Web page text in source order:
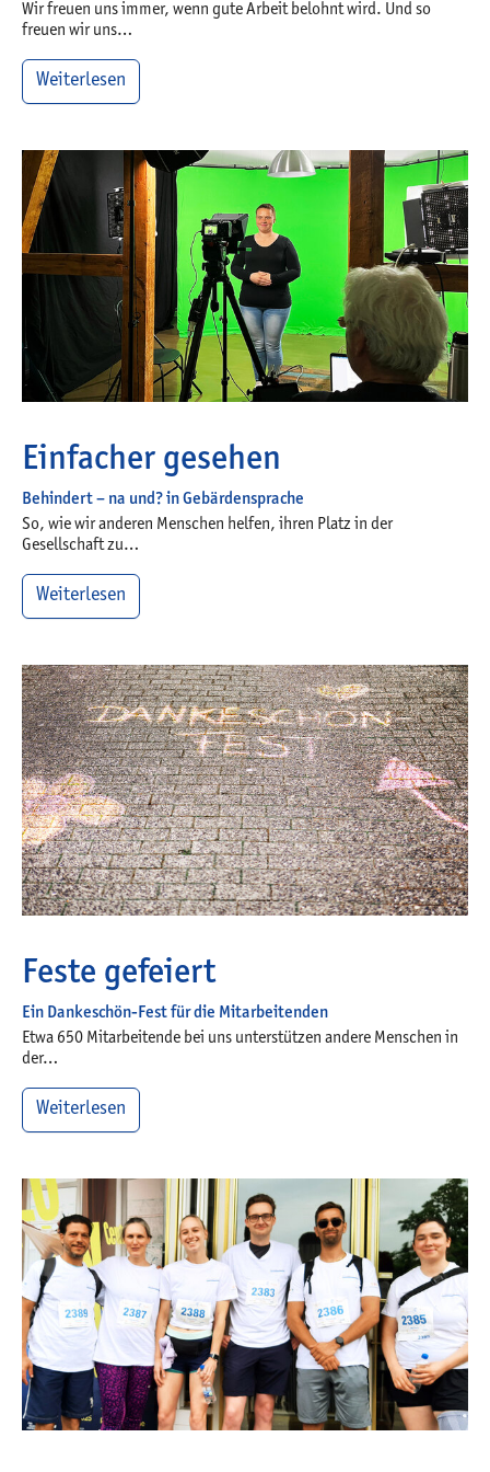
Wir freuen uns immer, wenn gute Arbeit belohnt wird. Und so
freuen wir uns…
Weiterlesen
Einfacher gesehen
Behindert – na und? in Gebärdensprache
So, wie wir anderen Menschen helfen, ihren Platz in der
Gesellschaft zu…
Weiterlesen
Feste gefeiert
Ein Dankeschön-Fest für die Mitarbeitenden
Etwa 650 Mitarbeitende bei uns unterstützen andere Menschen in
der…
Weiterlesen